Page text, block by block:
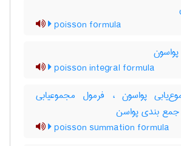
poisson formula
پواسون
poisson integral formula
پواسون ، فرمول مجموعیابی
جمع بندی پواسن
poisson summation formula